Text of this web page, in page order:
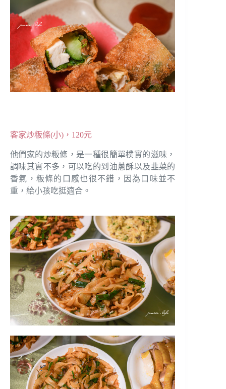
客家炒粄條(小)，120元
他們家的炒粄條，是一種很簡單樸實的滋味，
調味其實不多，可以吃的到油蔥酥以及韭菜的
香氣，粄條的口感也很不錯，因為口味並不
重，給小孩吃挺適合。